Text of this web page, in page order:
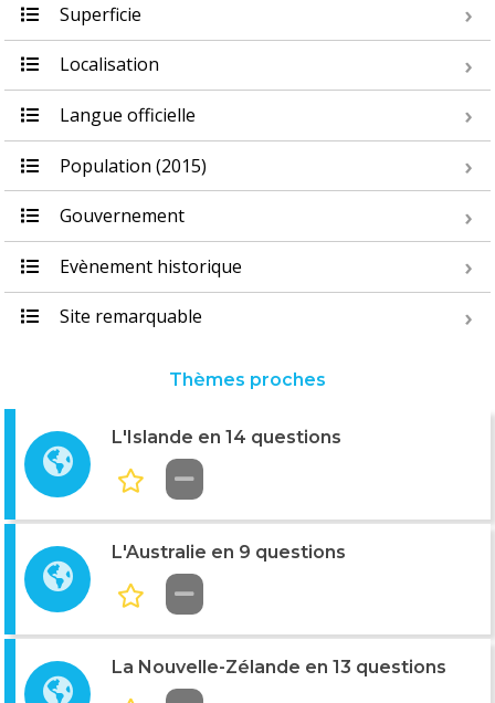
Superficie
Localisation
Langue officielle
Population (2015)
Gouvernement
Evènement historique
Site remarquable
Thèmes proches
L'Islande en 14 questions
L'Australie en 9 questions
La Nouvelle-Zélande en 13 questions